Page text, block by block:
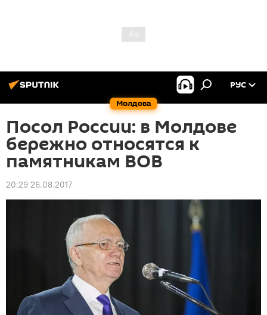
Молдова
РУС
Посол России: в Молдове
бережно относятся к
памятникам ВОВ
20:29 26.08.2017